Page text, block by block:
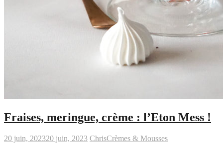
Fraises, meringue, crème : l’Eton Mess !
20 juin, 202320 juin, 2023 ChrisCrèmes & Mousses